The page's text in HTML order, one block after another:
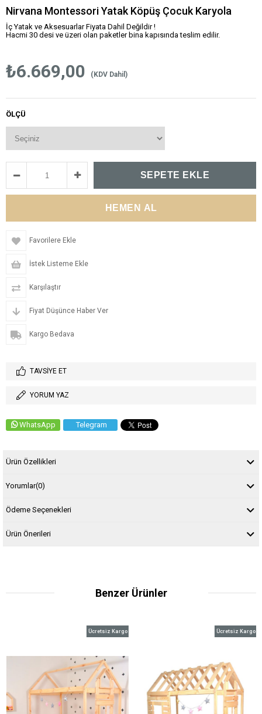
Nirvana Montessori Yatak Köpüş Çocuk Karyola
İç Yatak ve Aksesuarlar Fiyata Dahil Değildir !
Hacmi 30 desi ve üzeri olan paketler bina kapısında teslim edilir.
₺6.669,00 (KDV Dahil)
ÖLÇÜ
Favorilere Ekle
İstek Listeme Ekle
Karşılaştır
Fiyat Düşünce Haber Ver
Kargo Bedava
TAVSIYE ET
YORUM YAZ
WhatsApp Telegram
Ürün Özellikleri
Yorumlar(0)
Ödeme Seçenekleri
Ürün Önerileri
Benzer Ürünler
Ücretsiz Kargo Ücretsiz Kargo